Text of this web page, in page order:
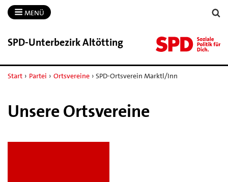
MENÜ
SPD-​Unterbezirk Altötting
Start › Partei › Ortsvereine › SPD-Ortsverein Marktl/Inn
Unsere Ortsvereine